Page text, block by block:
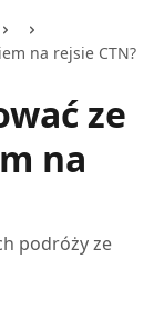
na rejsie CTN?
ze
na
podróży ze